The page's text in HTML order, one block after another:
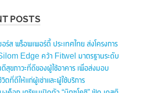
POSTS
อร์ส พร็อพเพอร์ตี้ ประเทศไทย ส่งโครงการ
Edge คว้า Fitwel มาตรฐานระดับ
ตีสุขภาวะที่ดีของผู้ใช้อาคาร เพื่อส่งมอบ
ที่ดีให้แก่ผู้เช่าและผู้ใช้บริการ